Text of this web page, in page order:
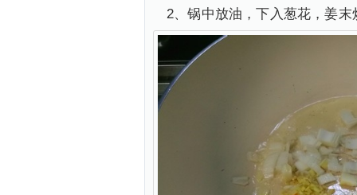
2、锅中放油，下入葱花，姜末